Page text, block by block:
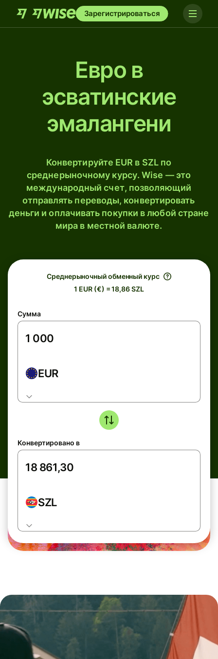
Зарегистрироваться
Евро в
эсватинские
эмалангени
Конвертируйте EUR в SZL по
среднерыночному курсу. Wise — это
международный счет, позволяющий
отправлять переводы, конвертировать
деньги и оплачивать покупки в любой стране
мира в местной валюте.
Среднерыночный обменный курс
1 EUR (€) = 18,86 SZL
Сумма
EUR
Конвертировано в
SZL